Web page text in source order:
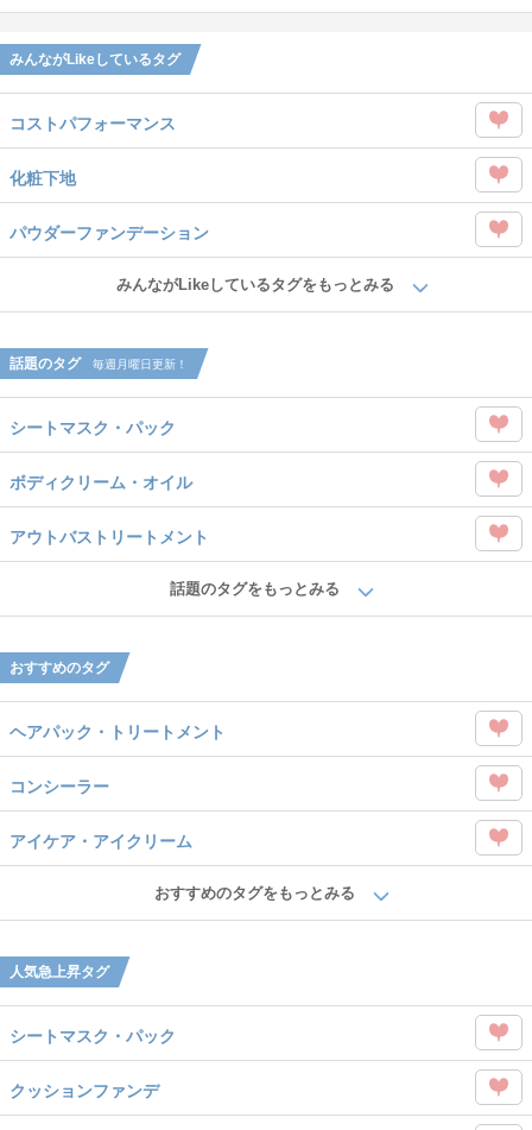
みんながLikeしているタグ
コストパフォーマンス
この
タグ
を
Like
化粧下地
この
タグ
Like
パウダーファンデーション
この
みんながLikeしているタグをもっとみる
話題のタグ 毎週月曜日更新！
シートマスク・パック
この
タグ
を
Like
ボディクリーム・オイル
この
タグ
Like
アウトバストリートメント
この
話題のタグをもっとみる
おすすめのタグ
ヘアパック・トリートメント
この
タグ
を
Like
コンシーラー
この
タグ
Like
アイケア・アイクリーム
この
おすすめのタグをもっとみる
人気急上昇タグ
シートマスク・パック
この
タグ
クッションファンデ
この